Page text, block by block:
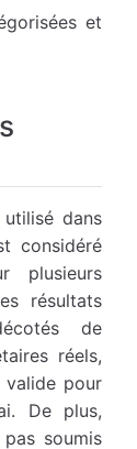
et
dans
considéré
plusieurs
résultats
de
réels,
pour
De plus,
soumis